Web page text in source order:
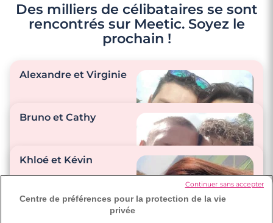
Des milliers de célibataires se sont
rencontrés sur Meetic. Soyez le
prochain !
Alexandre et Virginie
soin l’un de l’autre…
Bruno et Cathy
"Nous nous appelons
Khloé et Kévin
Max et Flo
Centre de préférences pour la protection de la vie
privée
Continuer sans accepter